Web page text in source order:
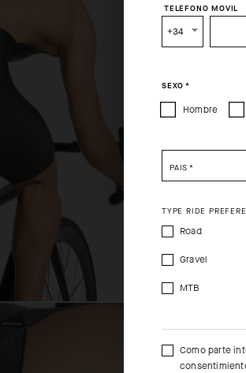
Please be advised
TELÉFONO MOVIL
+34
SEXO *
Hombre
PAÍS *
TYPE RIDE
Road
Gravel
MTB
Como parte